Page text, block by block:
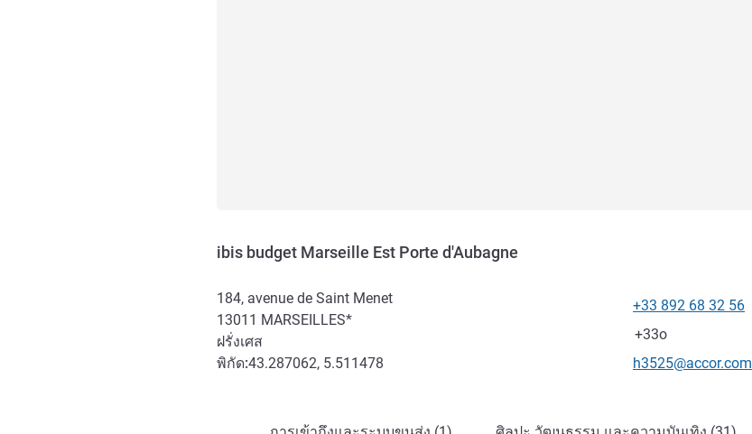
ibis budget Marseille Est Porte d'Aubagne
184, avenue de Saint Menet
13011 MARSEILLES*
ฝรั่งเศส
พิกัด:43.287062, 5.511478
โทรศัพท์
+33 892 68 32 56
แฟกซ์
+33o
อีเมลติดต่อ
h3525@accor.com